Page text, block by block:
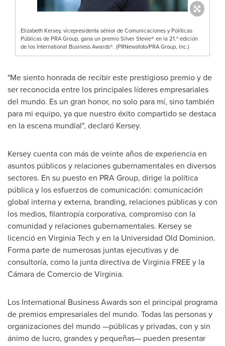
Elizabeth Kersey, vicepresidenta sénior de Comunicaciones y Políticas
Públicas de PRA Group, gana un premio Silver Stevie® en la 21.ª edición
de los International Business Awards®. (PRNewsfoto/PRA Group, Inc.)
"Me siento honrada de recibir este prestigioso premio y de
ser reconocida entre los principales líderes empresariales
del mundo. Es un gran honor, no solo para mí, sino también
para mi equipo, ya que nuestro éxito compartido se destaca
en la escena mundial", declaró Kersey.
Kersey cuenta con más de veinte años de experiencia en
asuntos públicos y relaciones gubernamentales en diversos
sectores. En su puesto en PRA Group, dirige la política
pública y los esfuerzos de comunicación: comunicación
global interna y externa, branding, relaciones públicas y con
los medios, filantropía corporativa, compromiso con la
comunidad y relaciones gubernamentales. Kersey se
licenció en Virginia Tech y en la Universidad Old Dominion.
Forma parte de numerosas juntas ejecutivas y de
consultoría, como la junta directiva de Virginia FREE y la
Cámara de Comercio deVirginia.
Los International Business Awards son el principal programa
de premios empresariales del mundo. Todas las personas y
organizaciones del mundo —públicas y privadas, con y sin
ánimo de lucro, grandes y pequeñas— pueden presentar